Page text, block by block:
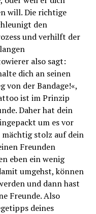
will. Die richtige
den
und verhilft der
also sagt:
dich an seinen
von der Bandage!«,
ist im Prinzip
Daher hat dein
um es vor
mächtig stolz auf dein
Freunden
eben ein wenig
umgehst, können
und dann hast
Freunde. Also
deines